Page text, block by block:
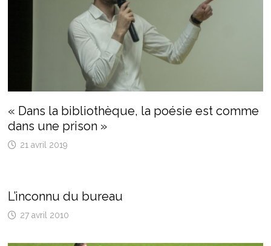
« Dans la bibliothèque, la poésie est comme
dans une prison »
21 avril 2019
L’inconnu du bureau
27 avril 2010